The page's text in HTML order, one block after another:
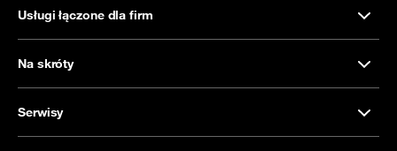
Usługi łączone dla firm
Na skróty
Serwisy